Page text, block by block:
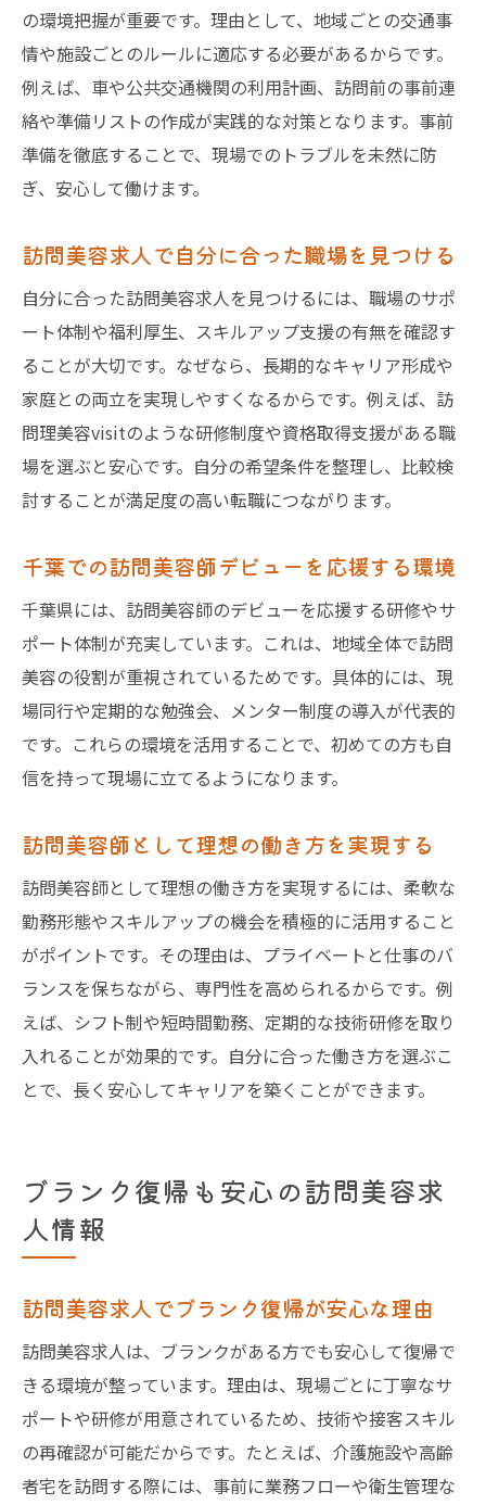
の環境把握が重要です。理由として、地域ごとの交通事
情や施設ごとのルールに適応する必要があるからです。
例えば、車や公共交通機関の利用計画、訪問前の事前連
絡や準備リストの作成が実践的な対策となります。事前
準備を徹底することで、現場でのトラブルを未然に防
ぎ、安心して働けます。
訪問美容求人で自分に合った職場を見つける
自分に合った訪問美容求人を見つけるには、職場のサポ
ート体制や福利厚生、スキルアップ支援の有無を確認す
ることが大切です。なぜなら、長期的なキャリア形成や
家庭との両立を実現しやすくなるからです。例えば、訪
問理美容visitのような研修制度や資格取得支援がある職
場を選ぶと安心です。自分の希望条件を整理し、比較検
討することが満足度の高い転職につながります。
千葉での訪問美容師デビューを応援する環境
千葉県には、訪問美容師のデビューを応援する研修やサ
ポート体制が充実しています。これは、地域全体で訪問
美容の役割が重視されているためです。具体的には、現
場同行や定期的な勉強会、メンター制度の導入が代表的
です。これらの環境を活用することで、初めての方も自
信を持って現場に立てるようになります。
訪問美容師として理想の働き方を実現する
訪問美容師として理想の働き方を実現するには、柔軟な
勤務形態やスキルアップの機会を積極的に活用すること
がポイントです。その理由は、プライベートと仕事のバ
ランスを保ちながら、専門性を高められるからです。例
えば、シフト制や短時間勤務、定期的な技術研修を取り
入れることが効果的です。自分に合った働き方を選ぶこ
とで、長く安心してキャリアを築くことができます。
ブランク復帰も安心の訪問美容求
人情報
訪問美容求人でブランク復帰が安心な理由
訪問美容求人は、ブランクがある方でも安心して復帰で
きる環境が整っています。理由は、現場ごとに丁寧なサ
ポートや研修が用意されているため、技術や接客スキル
の再確認が可能だからです。たとえば、介護施設や高齢
者宅を訪問する際には、事前に業務フローや衛生管理な